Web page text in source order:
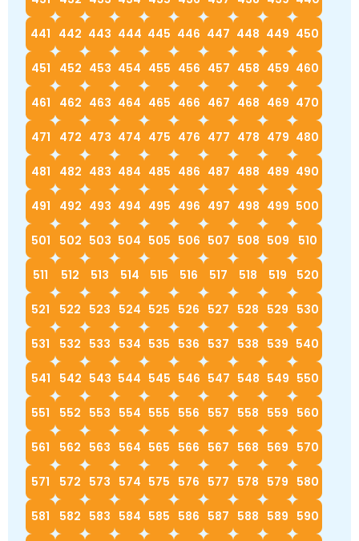
441 442 443 444 445 446 447 448 449 450
451 452 453 454 455 456 457 458 459 460
461 462 463 464 465 466 467 468 469 470
471 472 473 474 475 476 477 478 479 480
481 482 483 484 485 486 487 488 489 490
491 492 493 494 495 496 497 498 499 500
501 502 503 504 505 506 507 508 509 510
511 512 513 514 515 516 517 518 519 520
521 522 523 524 525 526 527 528 529 530
531 532 533 534 535 536 537 538 539 540
541 542 543 544 545 546 547 548 549 550
551 552 553 554 555 556 557 558 559 560
561 562 563 564 565 566 567 568 569 570
571 572 573 574 575 576 577 578 579 580
581 582 583 584 585 586 587 588 589 590